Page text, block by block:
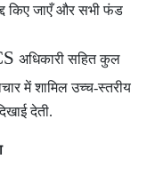
किए जाएँ और सभी फंड
अधिकारी सहित कुल
में शामिल उच्च-स्तरीय
देती.